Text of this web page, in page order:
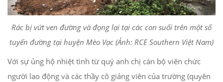
Rác bị vứt ven đường và đọng lại tại các con suối trên một số
tuyến đường tại huyện Mèo Vạc (Ảnh: RCE Southern Việt Nam)
Với sự ủng hộ nhiệt tình từ quý anh chị cán bộ viên chức
người lao động và các thầy cô giảng viên của trường (quyên